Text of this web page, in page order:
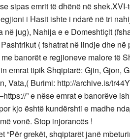
sipas emrit të dhënë në
i Hasit ishte i ndarë në tri
në jug), Nahija e e Domeshtiçit
( fshatrat në lindje dhe
banorët e regjioneve malore të
emrat tipik Shqiptarë: Gjin, Gjon,
Vata,( Burimi: http://archive.is/
” e nëse emrat e banorëve
kjo është kundërshti e madhe
vonë. Stop injorancës !
“Për grekët, shqiptarët janë